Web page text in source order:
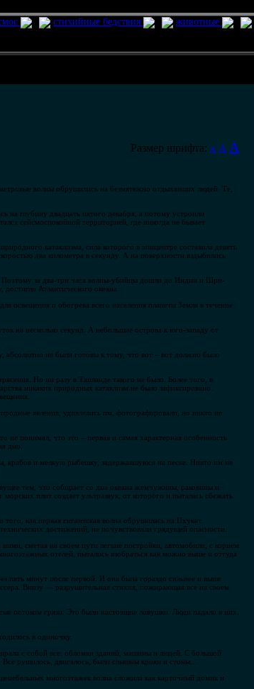
стихийные бедствия животные
Размер шрифта: A A A
волны обрушились на безмятежно отдыхавших людей. Те,
на глубину двадцать пятого декабря, а потому устроили
сейсмоспокойной территорией, где никогда не бывает
катаклизма, сила которого в эпицентре составила девять
два километра в секунду. А на поверхности вздыбились
Поэтому за два-три часа волны-убийцы дошли до Индии и Шри-
Атлантического океана.
освещения и обогрева всего населения планеты Земля в течение
на несколько секунд. А небольшие острова к юго-западу от
абсолютно не были готовы к тому, что вот – вот должно было
Но ни разу в Таиланде такого не было. Более того, в
никаких природных катаклизм не было зафиксировано.
явления, удивлялись им, фотографировали, но никто не
не понимал, что это – первая и самая характерная особенность
дно.
крабов и мелкую рыбешку, задержавшуюся на песке. Никто им не
тем, что собирает со дна океана жемчужины, раковины и
плит создает ультразвук, от которого и пыталась сбежать
как первая гигантская волна обрушилась на Пхукет.
достижений, не почувствовали грядущей опасности.
сметая на своем пути легкие постройки, автомобили, с корнем
отелей, пытались взобраться как можно выше и оттуда
пять минут после первой. И она была гораздо сильнее и выше
Внизу — разрушительная стихия, пожирающая все на своем
потоком грязи. Это были настоящие ловушки. Люди падали в них,
в одиночку.
с собой все: обломки зданий, машины и людей. С большой
Все рушилось, двигалось, были слышны крики и стоны…
многоэтажек волна сложила как карточный домик и